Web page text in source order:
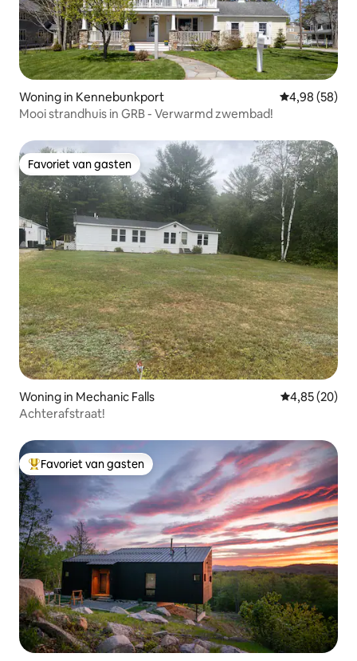
Woning in Kennebunkport Gemiddelde
4,98 (58)
Mooi strandhuis in GRB - Verwarmd zwembad!
Favoriet van gasten
Favoriet van gasten
Woning in Mechanic Falls Gemiddelde
4,85 (20)
Achterafstraat!
Topfavoriet van gasten
Favoriet van gasten